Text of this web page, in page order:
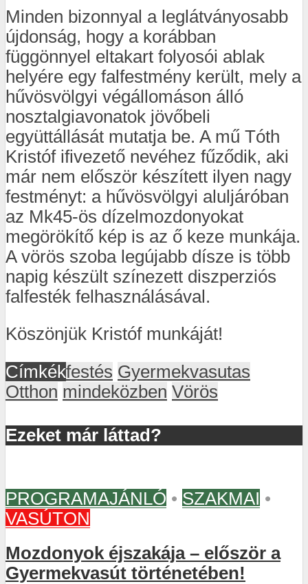
Minden bizonnyal a leglátványosabb
újdonság, hogy a korábban
függönnyel eltakart folyosói ablak
helyére egy falfestmény került, mely a
hűvösvölgyi végállomáson álló
nosztalgiavonatok jövőbeli
együttállását mutatja be. A mű Tóth
Kristóf ifivezető nevéhez fűződik, aki
már nem először készített ilyen nagy
festményt: a hűvösvölgyi aluljáróban
az Mk45-ös dízelmozdonyokat
megörökítő kép is az ő keze munkája.
A vörös szoba legújabb dísze is több
napig készült színezett diszperziós
falfesték felhasználásával.
Köszönjük Kristóf munkáját!
Címkékfestés Gyermekvasutas
Otthon mindeközben Vörös
Ezeket már láttad?
PROGRAMAJÁNLÓ • SZAKMAI •
VASÚTON
Mozdonyok éjszakája – először a
Gyermekvasút történetében!